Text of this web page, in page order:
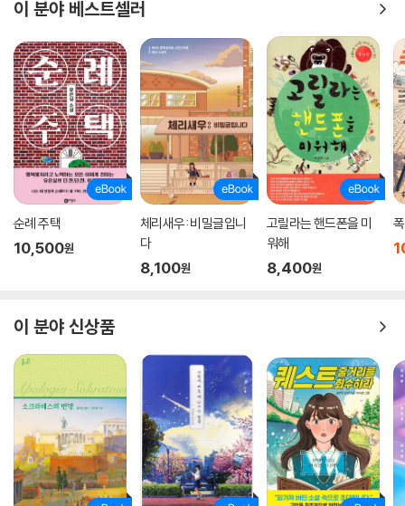
이 분야 베스트셀러
순례 주택
10,500원
체리새우: 비밀글입니
다
8,100원
고릴라는 핸드폰을 미
워해
8,400원
이 분야 신상품